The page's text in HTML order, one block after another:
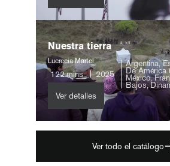
Nuestra tierra
Lucrecia Martel
122mins 2025
Argentina,
De América
México,
Bajos,
Ver detalles
Ver todo el catálogo